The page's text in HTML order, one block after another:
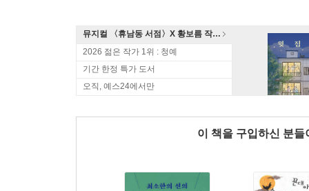
뮤지컬 〈휴남동 서점〉X 황보름 작가 북토크
2026 젊은 작가 1위 : 청예
기간 한정 특가 도서
오직, 예스24에서만
이 책을 구입하신 분